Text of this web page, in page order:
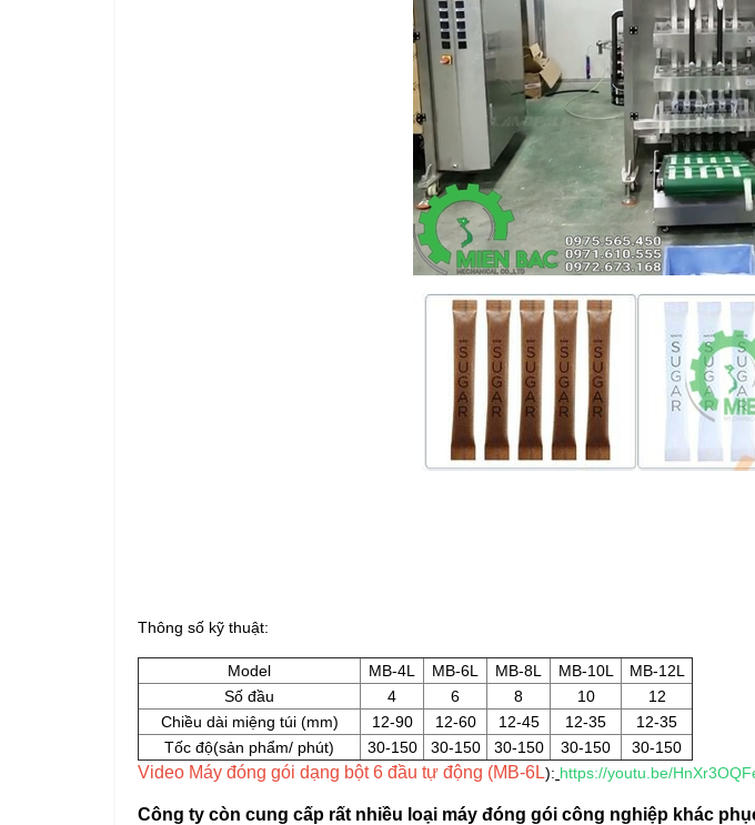
Thông số kỹ thuật:
Model MB-4L MB-6L MB-8L MB-10L
MB-12L
Số đầu
4 6 8 10
12
Chiều dài miệng túi (mm)
12-90 12-60 12-45 12-35
12-35
Tốc độ(sản phẩm/ phút)
30-150 30-150 30-150 30-150 30-150
Video Máy đóng gói dạng bột 6 đầu tự động (MB-6L): https://youtu.be/
Công ty còn cung cấp rất nhiều loại máy đóng gói công nghiệp khác